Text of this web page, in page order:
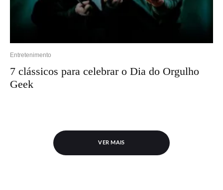
Entretenimento
7 clássicos para celebrar o Dia do Orgulho
Geek
VER MAIS